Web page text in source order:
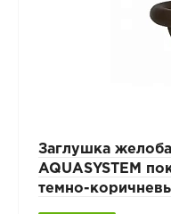
Заглушка
AQUASYSTEM
темно-